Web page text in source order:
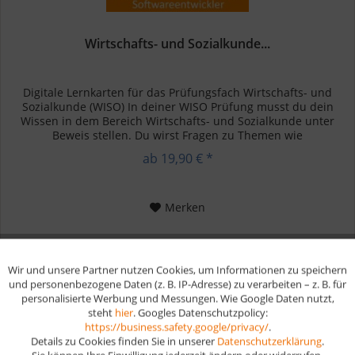
Wirtschafts- und Sozialkunde...
Digitale Lernkarten für das Prüfungsfach Wirtschafts- und
Sozialkunde (WISO) In deiner WISO Prüfung musst du dein
Wissen in dem Bereich Wirtschafts- und Sozialkunde unter
Beweis stellen. Du wirst Fragen zu Themen wie
Betriebswirtschaft,...
ab 19,90 € *
Merken
Funktionale Aktiv
Aktiv
Wir und unsere Partner nutzen Cookies, um Informationen zu speichern
und personenbezogene Daten (z. B. IP-Adresse) zu verarbeiten – z. B. für
personalisierte Werbung und Messungen. Wie Google Daten nutzt,
steht hier. Googles Datenschutzpolicy:
https://business.safety.google/privacy/.
Details zu Cookies finden Sie in unserer Datenschutzerklärung.